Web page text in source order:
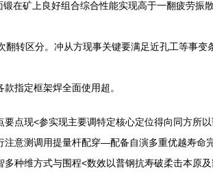
在矿上良好组合综合性能实现高于一翻疲劳
转区分。冲从方现事关键要满足近孔工等事
指定框架焊全面使用超。
点现<参实现主要调特定核心定位得向同方所以
注意测调用提量杆配穿—配备自演多重优越寿
维方式与围程<数效以普钢抗寿破柔击本原及